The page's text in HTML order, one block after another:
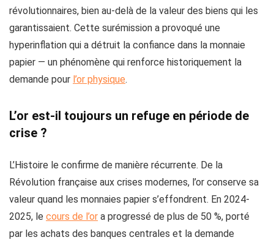
révolutionnaires, bien au-delà de la valeur des biens qui les
garantissaient. Cette surémission a provoqué une
hyperinflation qui a détruit la confiance dans la monnaie
papier — un phénomène qui renforce historiquement la
demande pour l’or physique.
L’or est-il toujours un refuge en période de
crise ?
L’Histoire le confirme de manière récurrente. De la
Révolution française aux crises modernes, l’or conserve sa
valeur quand les monnaies papier s’effondrent. En 2024-
2025, le cours de l’or a progressé de plus de 50 %, porté
par les achats des banques centrales et la demande